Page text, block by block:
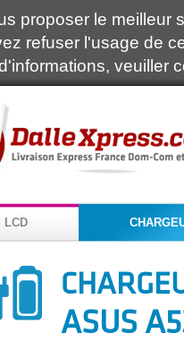
proposer le meilleur
refuser l'usage de
veuiller
LCD
ASUS